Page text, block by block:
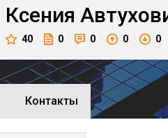
Ксения
40 0 0 0 0
Контакты